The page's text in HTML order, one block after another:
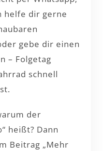
helfe dir gerne
gebe dir einen
– Folgetag
schnell
der
heißt? Dann
Beitrag „Mehr